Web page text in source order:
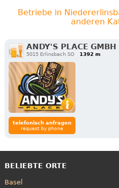
Betriebe in
anderen
ANDY'S PLACE GMBH
5015 Erlinsbach SO 1392 m
telefonisch anfragen
request by phone
BELIEBTE ORTE
Basel